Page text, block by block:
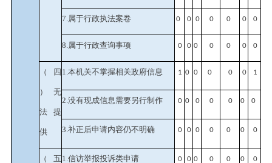
7.属于行政执法案卷 0 0 0 0 0 0 0
8.属于行政查询事项 0 0 0 0 0 0 0
（四
）无
法提
供
1.本机关不掌握相关政府信息 1 0 0 0 0 0 1
2.没有现成信息需要另行制作 0 0 0 0 0 0 0
3.补正后申请内容仍不明确 0 0 0 0 0 0 0
（五 1.信访举报投诉类申请 0 0 0 0 0 0 0